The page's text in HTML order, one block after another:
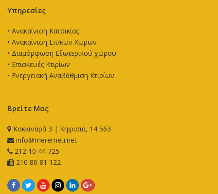
Υπηρεσίες
• Ανακαίνιση Κατοικίας
• Ανακαίνιση Επ/κων Χώρων
• Διαμόρφωση Εξωτερικού χώρου
• Επισκευές Κτιρίων
• Ενεργειακή Αναβάθμιση Κτιρίων
Βρείτε Μας
Κοκκιναρά 3 | Κηφισιά, 14 563
info@meremeti.net
212 10 44 725
210 80 81 122